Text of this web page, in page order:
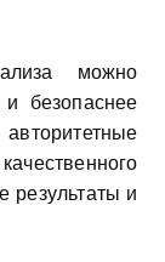
можно
безопаснее
результаты и